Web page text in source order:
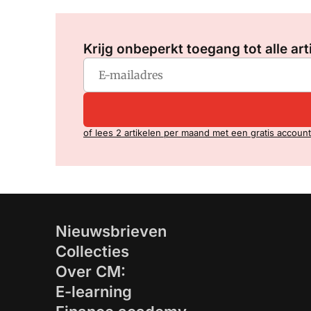
Krijg onbeperkt toegang tot alle
of lees 2 artikelen per maand met een gratis account
Nieuwsbrieven
Collecties
Over CM:
E-learning